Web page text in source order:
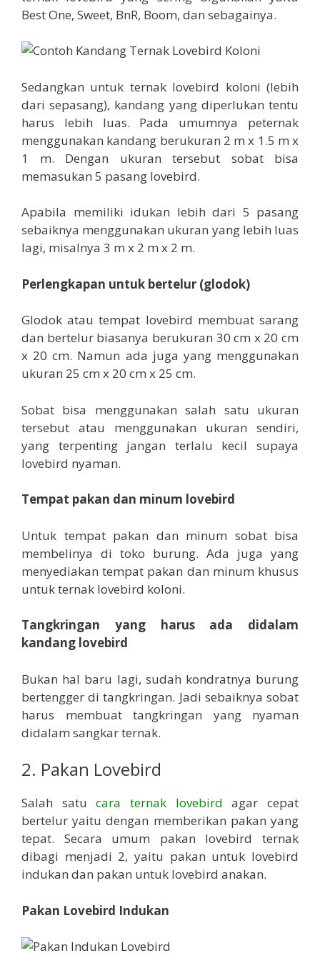
Best One, Sweet, BnR, Boom, dan sebagainya.
Sedangkan untuk ternak lovebird koloni (lebih
dari sepasang), kandang yang diperlukan tentu
harus lebih luas. Pada umumnya peternak
menggunakan kandang berukuran 2 m x 1.5 m x
1 m. Dengan ukuran tersebut sobat bisa
memasukan 5 pasang lovebird.
Apabila memiliki idukan lebih dari 5 pasang
sebaiknya menggunakan ukuran yang lebih luas
lagi, misalnya 3 m x 2 m x 2 m.
Perlengkapan untuk bertelur (glodok)
Glodok atau tempat lovebird membuat sarang
dan bertelur biasanya berukuran 30 cm x 20 cm
x 20 cm. Namun ada juga yang menggunakan
ukuran 25 cm x 20 cm x 25 cm.
Sobat bisa menggunakan salah satu ukuran
tersebut atau menggunakan ukuran sendiri,
yang terpenting jangan terlalu kecil supaya
lovebird nyaman.
Tempat pakan dan minum lovebird
Untuk tempat pakan dan minum sobat bisa
membelinya di toko burung. Ada juga yang
menyediakan tempat pakan dan minum khusus
untuk ternak lovebird koloni.
Tangkringan yang harus ada didalam
kandang lovebird
Bukan hal baru lagi, sudah kondratnya burung
bertengger di tangkringan. Jadi sebaiknya sobat
harus membuat tangkringan yang nyaman
didalam sangkar ternak.
2. Pakan Lovebird
Salah satucara ternak lovebird agar cepat
bertelur yaitu dengan memberikan pakan yang
tepat. Secara umum pakan lovebird ternak
dibagi menjadi 2, yaitu pakan untuk lovebird
indukan dan pakan untuk lovebird anakan.
Pakan Lovebird Indukan